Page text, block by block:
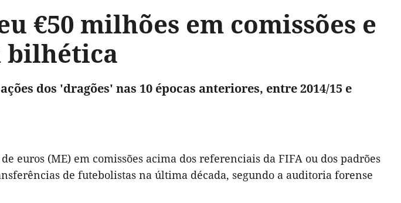
€50 milhões em comissões e
bilhética
dos 'dragões' nas 10 épocas anteriores, entre 2014/15 e
euros (ME) em comissões acima dos referenciais da FIFA ou dos padrões
de futebolistas na última década, segundo a auditoria forense